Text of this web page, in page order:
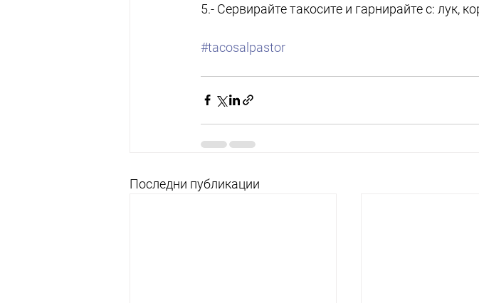
5.- Сервирайте такосите и гарнирайте с: лук,
#tacosalpastor
Последни публикации